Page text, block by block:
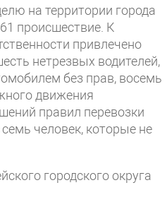
на территории города
происшествие. К
привлечено
нетрезвых водителей,
без прав, восемь
движения
правил перевозки
человек, которые не
городского округа